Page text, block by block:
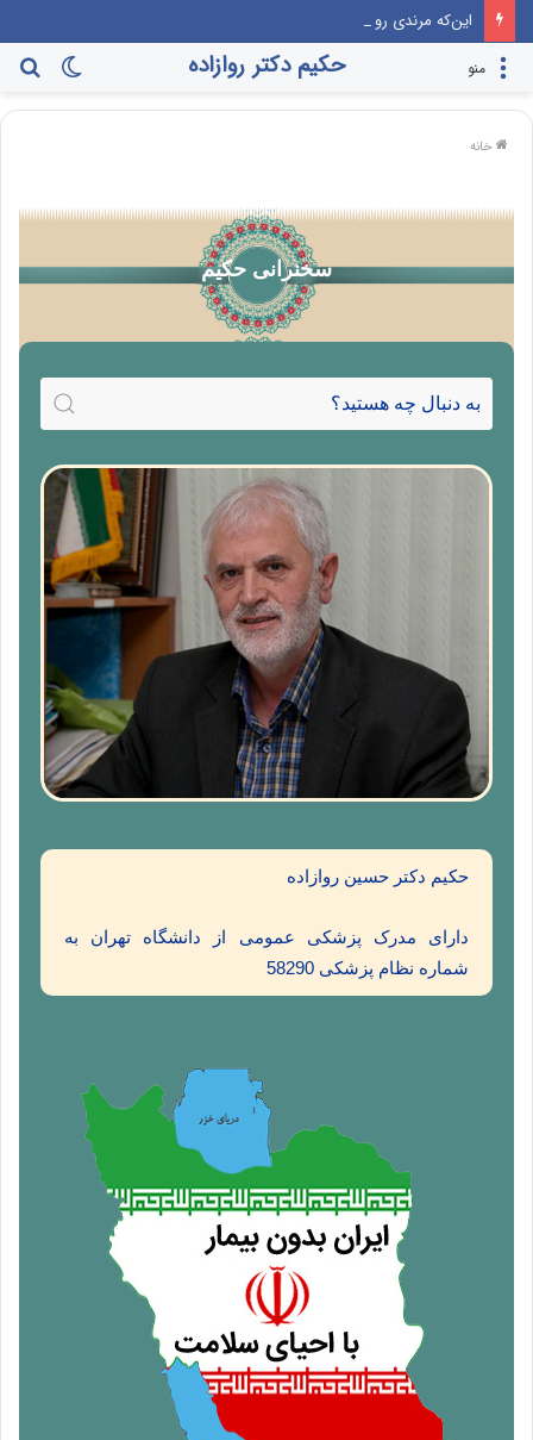
حکیم دکتر روازاده منو
خانه
سخنرانی حکیم
حکیم دکتر حسین روازاده
دارای مدرک پزشکی عمومی از دانشگاه تهران به
شماره نظام پزشکی 58290